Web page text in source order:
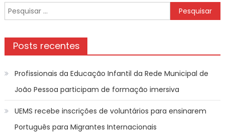
de
rua
feira
–
de
Pesquisar
por:
Posts recentes
Profissionais da Educação Infantil da Rede Municipal de
João Pessoa participam de formação imersiva
UEMS recebe inscrições de voluntários para ensinarem
Português para Migrantes Internacionais